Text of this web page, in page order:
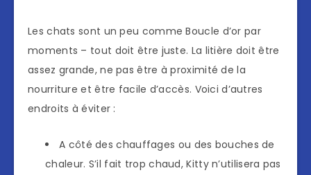
Les chats sont un peu comme Boucle d’or par
moments – tout doit être juste. La litière doit être
assez grande, ne pas être à proximité de la
nourriture et être facile d’accès. Voici d’autres
endroits à éviter :
A côté des chauffages ou des bouches de
chaleur. S’il fait trop chaud, Kitty n’utilisera pas